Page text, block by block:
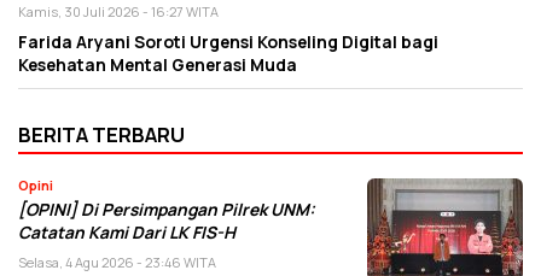
Kamis, 30 Juli 2026 - 16:27 WITA
Farida Aryani Soroti Urgensi Konseling Digital bagi
Kesehatan Mental Generasi Muda
BERITA TERBARU
Opini
[OPINI] Di Persimpangan Pilrek UNM:
Catatan Kami Dari LK FIS-H
Selasa, 4 Agu 2026 - 23:46 WITA